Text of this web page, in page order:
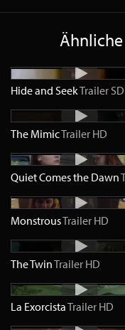
Hide and SeekTrailer SD
The MimicTrailer HD
Quiet Comes the Dawn
MonstrousTrailer HD
The TwinTrailer HD
La ExorcistaTrailer HD